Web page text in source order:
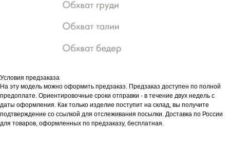
Условия предзаказа
На эту модель можно оформить предзаказ. Предзаказ доступен по полной
предоплате. Ориентировочные сроки отправки - в течение двух недель с
даты оформления. Как только изделие поступит на склад, вы получите
подтверждение со ссылкой для отслеживания посылки. Доставка по России
для товаров, оформленных по предзаказу, бесплатная.